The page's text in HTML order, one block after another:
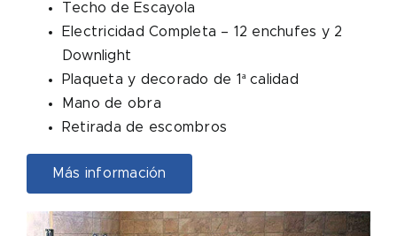
Techo de Escayola
Electricidad Completa – 12 enchufes y 2
Downlight
Plaqueta y decorado de 1ª calidad
Mano de obra
Retirada de escombros
Más información